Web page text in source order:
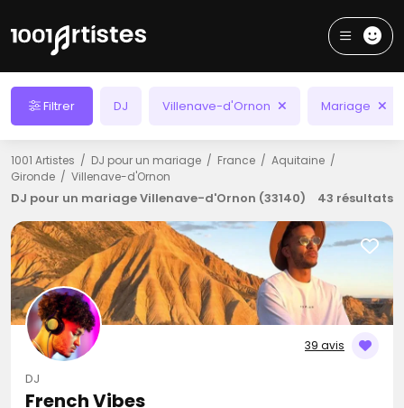
Filtrer DJ Villenave-d'Ornon Mariage
1001 Artistes DJ pour un mariage France
Aquitaine
Gironde
Villenave-d'Ornon
DJ pour un mariage Villenave-d'Ornon (33140) 43 résultats
39 avis
DJ
French Vibes